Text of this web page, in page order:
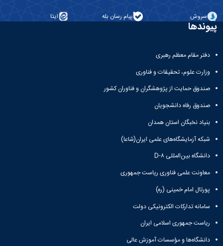
سروش پیام رسان بله ایتا
پیوندها
دفتر مقام معظم رهبری
وزارت علوم، تحقیقات و فناوری
صندوق حمایت از پژوهشگران و فناوران کشور
صندوق رفاه دانشجویان
بنیاد نخبگان استان همدان
شبکه آزمایشگاه‌های علمی ایران(شاعا)
دانشگاه بین‌المللی D-۸
معاونت علمی فناوری ریاست جمهوری
پورتال امام خمینی (ره)
سامانه تدارکات الکترونیکی دولت
ریاست جمهوری اسلامی ایران
دانشگاه‌ها و مؤسسات آموزش عالی